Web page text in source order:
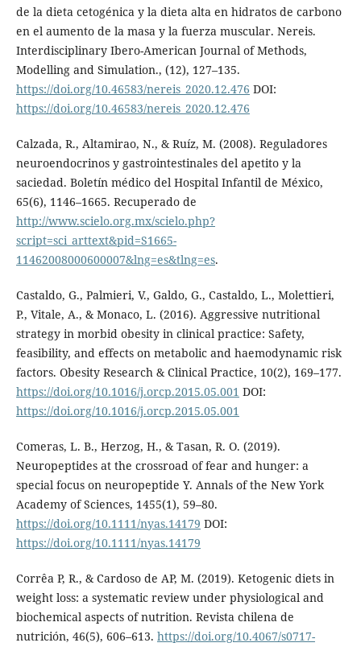
de la dieta cetogénica y la dieta alta en hidratos de carbono
en el aumento de la masa y la fuerza muscular. Nereis.
Interdisciplinary Ibero-American Journal of Methods,
Modelling and Simulation., (12), 127–135.
https://doi.org/10.46583/nereis_2020.12.476 DOI:
https://doi.org/10.46583/nereis_2020.12.476
Calzada, R., Altamirao, N., & Ruíz, M. (2008). Reguladores
neuroendocrinos y gastrointestinales del apetito y la
saciedad. Boletín médico del Hospital Infantil de México,
65(6), 1146–1665. Recuperado de
http://www.scielo.org.mx/scielo.php?
script=sci_arttext&pid=S1665-
11462008000600007&lng=es&tlng=es.
Castaldo, G., Palmieri, V., Galdo, G., Castaldo, L., Molettieri,
P., Vitale, A., & Monaco, L. (2016). Aggressive nutritional
strategy in morbid obesity in clinical practice: Safety,
feasibility, and effects on metabolic and haemodynamic risk
factors. Obesity Research & Clinical Practice, 10(2), 169–177.
https://doi.org/10.1016/j.orcp.2015.05.001 DOI:
https://doi.org/10.1016/j.orcp.2015.05.001
Comeras, L. B., Herzog, H., & Tasan, R. O. (2019).
Neuropeptides at the crossroad of fear and hunger: a
special focus on neuropeptide Y. Annals of the New York
Academy of Sciences, 1455(1), 59–80.
https://doi.org/10.1111/nyas.14179 DOI:
https://doi.org/10.1111/nyas.14179
Corrêa P, R., & Cardoso de AP, M. (2019). Ketogenic diets in
weight loss: a systematic review under physiological and
biochemical aspects of nutrition. Revista chilena de
nutrición, 46(5), 606–613. https://doi.org/10.4067/s0717-